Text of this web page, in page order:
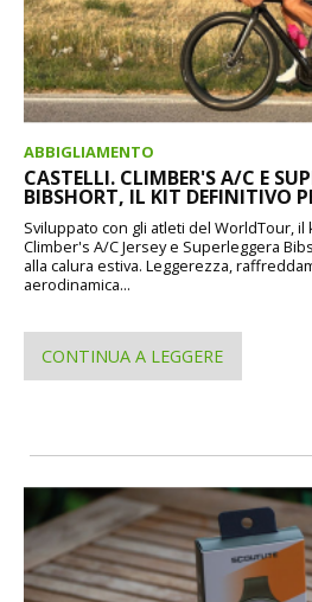
ABBIGLIAMENTO
CASTELLI. CLIMBER'S A/C E
BIBSHORT, IL KIT DEFINITIVO
Sviluppato con gli atleti del WorldTour, il
Climber's A/C Jersey e Superleggera
alla calura estiva. Leggerezza,
aerodinamica...
CONTINUA A LEGGERE